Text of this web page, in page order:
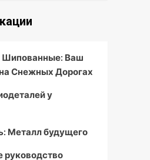
Шипованные: Ваш
Снежных Дорогах
у
Металл будущего